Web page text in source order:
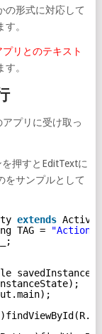
の形式に対応して
。
リとのテキスト
。
プリに受け取っ
押すとEditTextに
をサンプルとして
extends
TAG =